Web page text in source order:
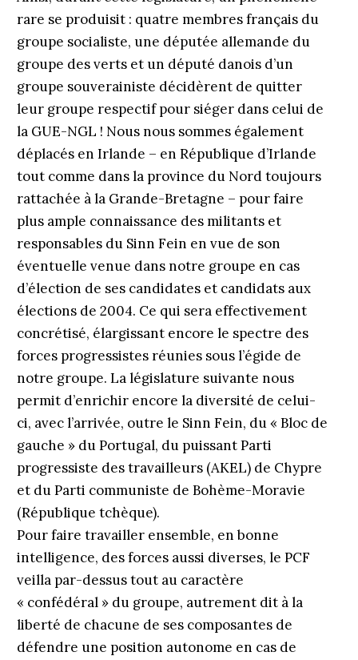
rare se produisit : quatre membres français du
groupe socialiste, une députée allemande du
groupe des verts et un député danois d’un
groupe souverainiste décidèrent de quitter
leur groupe respectif pour siéger dans celui de
la GUE-NGL ! Nous nous sommes également
déplacés en Irlande – en République d’Irlande
tout comme dans la province du Nord toujours
rattachée à la Grande-Bretagne – pour faire
plus ample connaissance des militants et
responsables du Sinn Fein en vue de son
éventuelle venue dans notre groupe en cas
d’élection de ses candidates et candidats aux
élections de 2004. Ce qui sera effectivement
concrétisé, élargissant encore le spectre des
forces progressistes réunies sous l’égide de
notre groupe. La législature suivante nous
permit d’enrichir encore la diversité de celui-
ci, avec l’arrivée, outre le Sinn Fein, du « Bloc de
gauche » du Portugal, du puissant Parti
progressiste des travailleurs (AKEL) de Chypre
et du Parti communiste de Bohème-Moravie
(République tchèque).
Pour faire travailler ensemble, en bonne
intelligence, des forces aussi diverses, le PCF
veilla par-dessus tout au caractère
« confédéral » du groupe, autrement dit à la
liberté de chacune de ses composantes de
défendre une position autonome en cas de